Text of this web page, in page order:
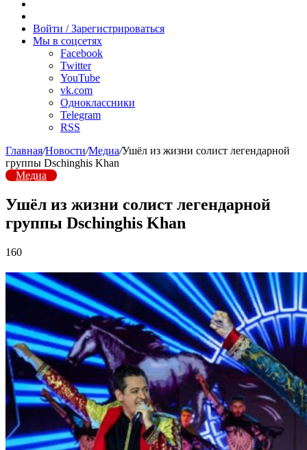
радио
Войти / Зарегистрироваться
Мы в соцсетях
Facebook
Twitter
YouTube
vk.com
Одноклассники
Telegram
RSS
Главная/Новости/Медиа/Ушёл из жизни солист легендарной
группы Dschinghis Khan
Медиа
Ушёл из жизни солист легендарной
группы Dschinghis Khan
160